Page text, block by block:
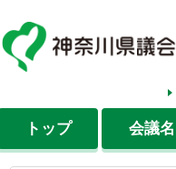
トップ 会議名